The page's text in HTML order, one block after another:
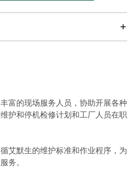
富的现场服务人员，协助开展各种
护和停机检修计划和工厂人员在职
艾默生的维护标准和作业程序，为
务。